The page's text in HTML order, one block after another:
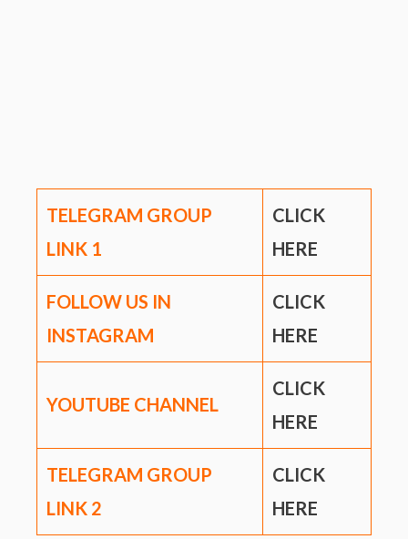
TELEGRAM GROUP
LINK 1
CLICK
HERE
FOLLOW US IN
INSTAGRAM
CLICK
HERE
YOUTUBE CHANNEL
CLICK
HERE
TELEGRAM GROUP
LINK 2
CLICK
HERE